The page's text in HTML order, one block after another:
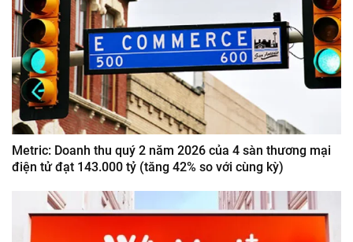
Metric: Doanh thu quý 2 năm 2026 của 4 sàn thương mại
điện tử đạt 143.000 tỷ (tăng 42% so với cùng kỳ)